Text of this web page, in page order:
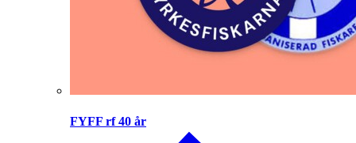
FYFF rf 40 år